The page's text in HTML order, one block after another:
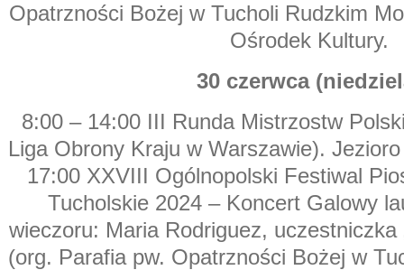
Opatrzności Bożej w Tucholi Rudzkim
Ośrodek Kultury.
30 czerwca
8:00 – 14:00 III Runda Mistrzostw
Liga Obrony Kraju w Warszawie).
17:00 XXVIII Ogólnopolski Festiwal
Tucholskie 2024 – Koncert Galowy
wieczoru: Maria Rodriguez, uczestniczka
(org. Parafia pw. Opatrzności Bożej w